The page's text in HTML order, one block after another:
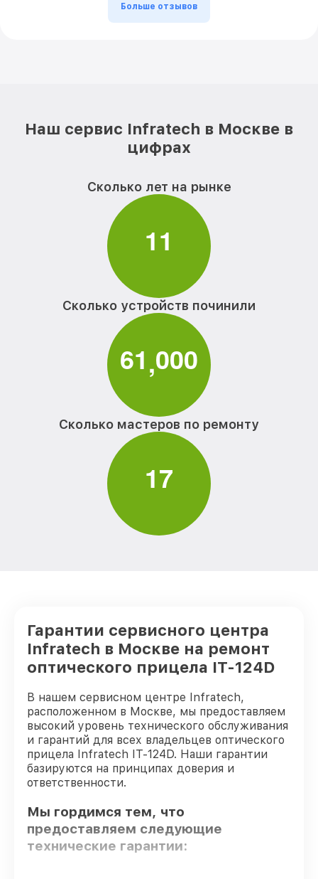
Больше отзывов
Наш сервис Infratech в Москве в
цифрах
Сколько лет на рынке
11
Сколько устройств починили
61,000
Сколько мастеров по ремонту
17
Гарантии сервисного центра
Infratech в Москве на ремонт
оптического прицела IT-124D
В нашем сервисном центре Infratech,
расположенном в Москве, мы предоставляем
высокий уровень технического обслуживания
и гарантий для всех владельцев оптического
прицела Infratech IT-124D. Наши гарантии
базируются на принципах доверия и
ответственности.
Мы гордимся тем, что
предоставляем следующие
технические гарантии: